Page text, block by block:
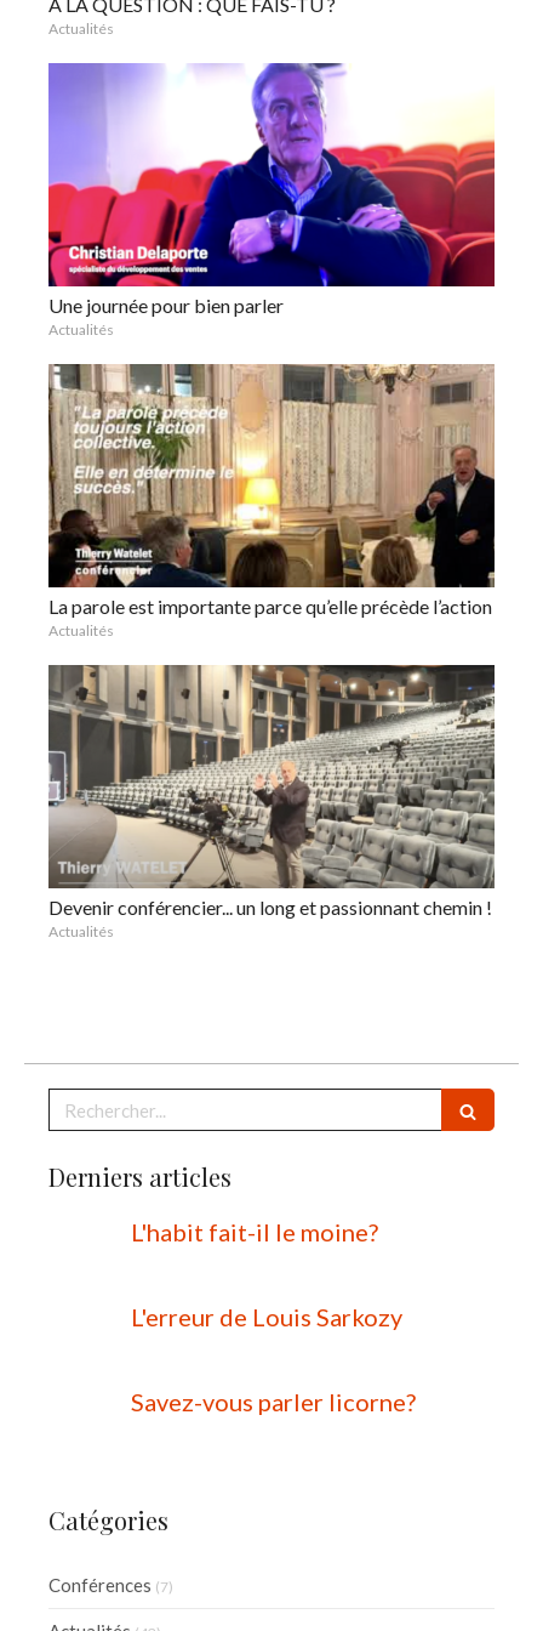
Actualités
Une journée pour bien parler
Actualités
La parole est importante parce qu’elle précède l’action
Actualités
Devenir conférencier... un long et passionnant chemin !
Actualités
Rechercher
Derniers articles
L'habit fait-il le moine?
L'erreur de Louis Sarkozy
Savez-vous parler licorne?
Catégories
Conférences (7)